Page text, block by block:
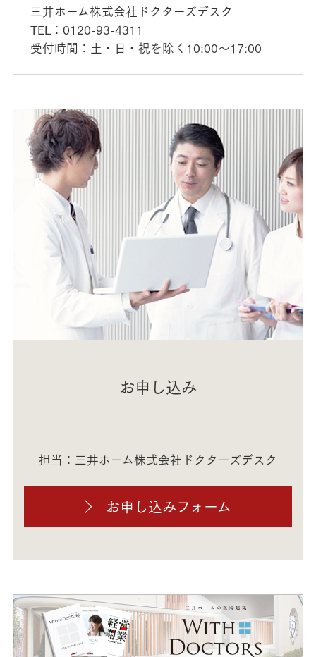
三井ホーム株式会社ドクターズデスク
TEL：0120-93-4311
受付時間：土・日・祝を除く10:00～17:00
お申し込み
担当：三井ホーム株式会社ドクターズデスク
お申し込みフォーム